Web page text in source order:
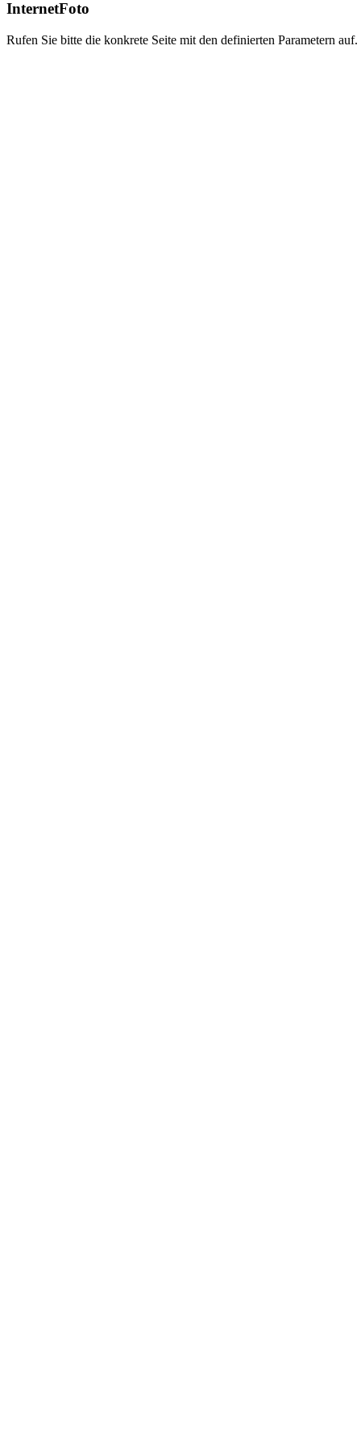
InternetFoto
Rufen Sie bitte die konkrete Seite mit den definierten Parametern auf.